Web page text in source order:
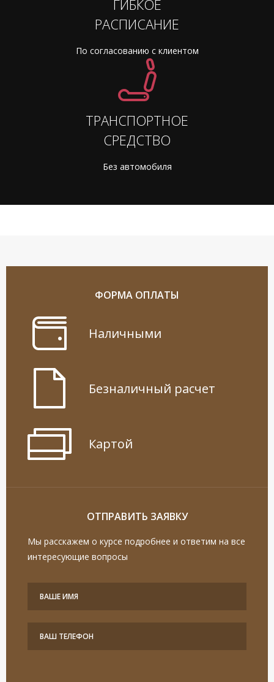
ГИБКОЕ
РАСПИСАНИЕ
По согласованию с клиентом
ТРАНСПОРТНОЕ
СРЕДСТВО
Без автомобиля
ФОРМА ОПЛАТЫ
Наличными
Безналичный расчет
Картой
ОТПРАВИТЬ ЗАЯВКУ
Мы расскажем о курсе подробнее и ответим на все
интересующие вопросы